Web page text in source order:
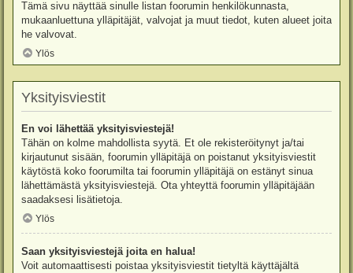
Tämä sivu näyttää sinulle listan foorumin henkilökunnasta,
mukaanluettuna ylläpitäjät, valvojat ja muut tiedot, kuten alueet joita
he valvovat.
Ylös
Yksityisviestit
En voi lähettää yksityisviestejä!
Tähän on kolme mahdollista syytä. Et ole rekisteröitynyt ja/tai
kirjautunut sisään, foorumin ylläpitäjä on poistanut yksityisviestit
käytöstä koko foorumilta tai foorumin ylläpitäjä on estänyt sinua
lähettämästä yksityisviestejä. Ota yhteyttä foorumin ylläpitäjään
saadaksesi lisätietoja.
Ylös
Saan yksityisviestejä joita en halua!
Voit automaattisesti poistaa yksityisviestit tietyltä käyttäjältä